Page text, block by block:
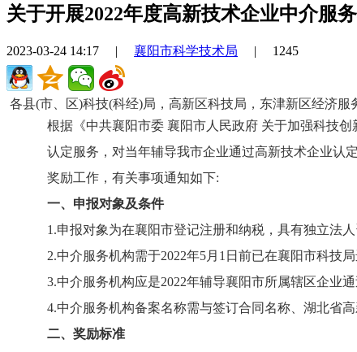
关于开展2022年度高新技术企业中介服
2023-03-24 14:17 | 襄阳市科学技术局 | 1245
各县(市、区)科技(科经)局，高新区科技局，东津新区经济服
根据《中共襄阳市委 襄阳市人民政府 关于加强科技
认定服务，对当年辅导我市企业通过高新技术企业认
奖励工作，有关事项通知如下:
一、申报对象及条件
1 .申报对象为在襄阳市登记注册和纳税，具有独立法
2.中介服务机构需于2022年5月1日前已在襄阳市科技局
3.中介服务机构应是2022年辅导襄阳市所属辖区企业
4.中介服务机构备案名称需与签订合同名称、湖北省
二、奖励标准